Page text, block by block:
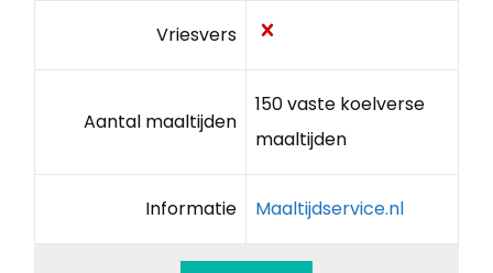
Vriesvers
Aantal maaltijden
150 vaste koelverse
maaltijden
Informatie Maaltijdservice.nl